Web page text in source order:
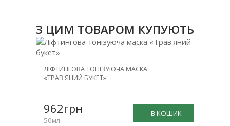
З ЦИМ ТОВАРОМ КУПУЮТЬ
ЛІФТИНГОВА ТОНІЗУЮЧА МАСКА
«ТРАВ'ЯНИЙ БУКЕТ»
В КОШИК
962грн
50мл.